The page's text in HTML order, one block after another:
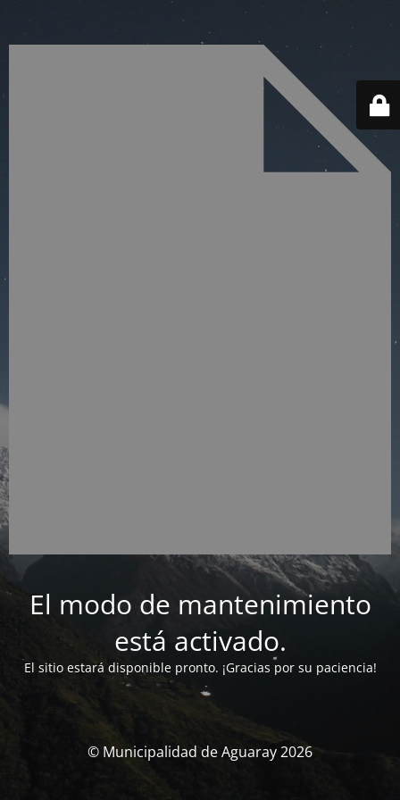
El modo de mantenimiento
está activado.
El sitio estará disponible pronto. ¡Gracias por su paciencia!
© Municipalidad de Aguaray 2026